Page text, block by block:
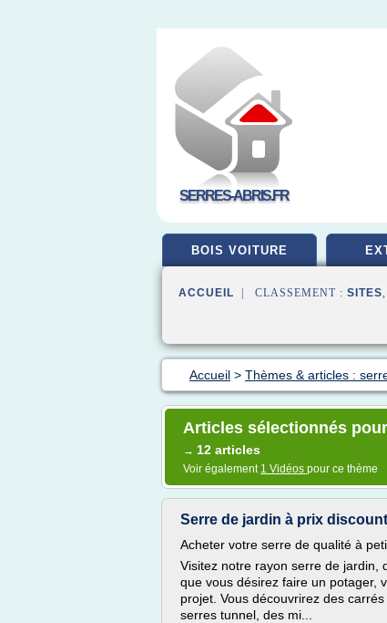
SERRES-ABRIS.FR
BOIS VOITURE
ACCUEIL | CLASSEMENT : SITES,
Accueil > Thèmes & articles :
Articles sélectionnés
→ 12 articles
Voir également 1 Vidéos pour ce thème
Serre de jardin à prix
Acheter votre serre de qualité à
Visitez notre rayon serre de jardin,
que vous désirez faire un potager,
projet. Vous découvrirez des
serres tunnel, des mi...